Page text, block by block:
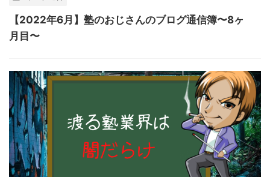
【2022年6月】塾のおじさんのブログ通信簿〜8ヶ
月目〜